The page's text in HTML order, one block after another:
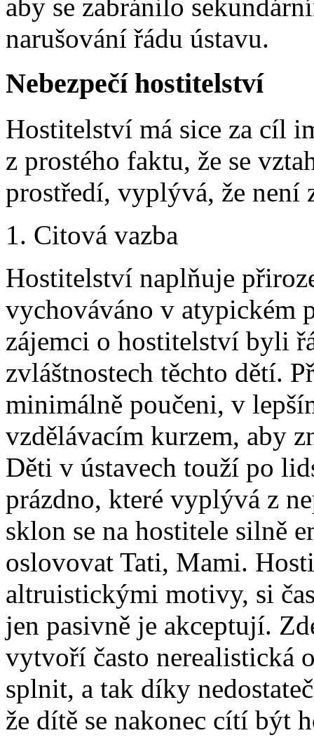
aby se zabránilo
narušování řádu ústavu.
Nebezpečí hostitelství
Hostitelství má sice za cíl
z prostého faktu, že se
prostředí, vyplývá, že není
1. Citová vazba
Hostitelství naplňuje
vychováváno v atypickém
zájemci o hostitelství byli
zvláštnostech těchto dětí.
minimálně poučeni, v
vzdělávacím kurzem, aby
Děti v ústavech touží po
prázdno, které vyplývá z
sklon se na hostitele silně
oslovovat Tati, Mami.
altruistickými motivy, si
jen pasivně je akceptují.
vytvoří často nerealistická
splnit, a tak díky
že dítě se nakonec cítí být